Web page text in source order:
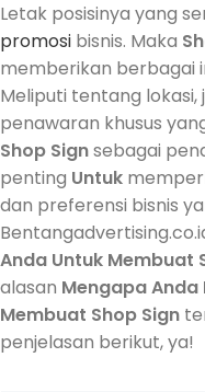
Letak posisinya yang
promosi bisnis. Maka
memberikan berbagai
Meliputi tentang lokasi,
penawaran khusus
Shop Signsebagai
penting Untuk
dan preferensi bisnis
Anda Untuk Membuat
alasan MengapaAnda
Membuat Shop Sign
penjelasan berikut, ya!